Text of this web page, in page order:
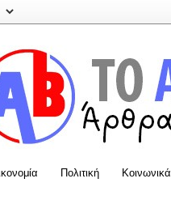
Πολιτική Κοινωνικά